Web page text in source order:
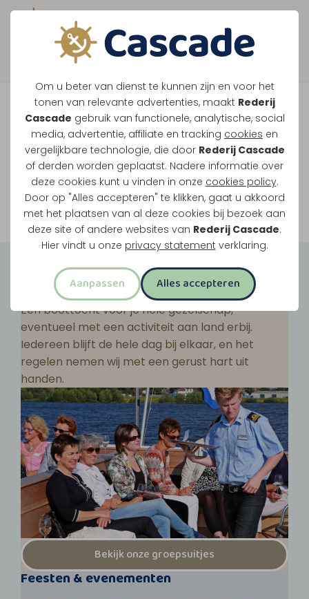
Om u beter van dienst te kunnen zijn en voor het
tonen van relevante advertenties, maakt Rederij
Cascade gebruik van functionele, analytische, social
media, advertentie, affiliate en tracking cookies en
vergelijkbare technologie, die door Rederij Cascade
of derden worden geplaatst. Nadere informatie over
deze cookies kunt u vinden in onze cookies policy.
Door op "Alles accepteren" te klikken, gaat u akkoord
met het plaatsen van al deze cookies bij bezoek aan
deze site of andere websites van Rederij Cascade.
Hier vindt u onze privacy statement verklaring.
Aanpassen Alles accepteren
Boek direct je vaart
Vaar je mee over de
Maasplassen?
Ondanks de lage waterstanden gaan
onze vaarten gewoon door.
Bekijk onze rondvaarten
Groepsuitjes
Een boottocht voor je hele gezelschap,
eventueel met een activiteit aan land erbij.
Iedereen blijft de hele dag bij elkaar, en het
regelen nemen wij met een gerust hart uit
handen.
Bekijk onze groepsuitjes
Feesten & evenementen